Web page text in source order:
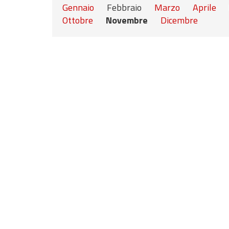
Gennaio
Febbraio Marzo Aprile
Ottobre
Novembre Dicembre